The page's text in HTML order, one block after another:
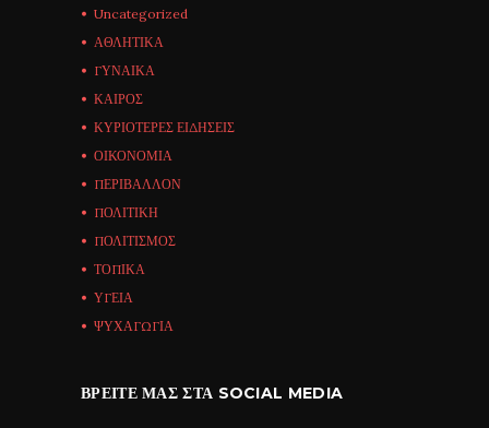
Uncategorized
ΑΘΛΗΤΙΚΑ
ΓΥΝΑΙΚΑ
ΚΑΙΡΟΣ
ΚΥΡΙΟΤΕΡΕΣ ΕΙΔΗΣΕΙΣ
ΟΙΚΟΝΟΜΙΑ
ΠΕΡΙΒΑΛΛΟΝ
ΠΟΛΙΤΙΚΗ
ΠΟΛΙΤΙΣΜΟΣ
ΤΟΠΙΚΑ
ΥΓΕΙΑ
ΨΥΧΑΓΩΓΙΑ
ΒΡΕΊΤΕ ΜΑΣ ΣΤΑ SOCIAL MEDIA